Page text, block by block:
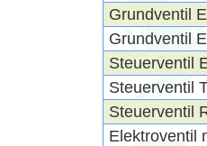
Grundventil
Grundventil
Steuerventil
Steuerventil
Steuerventil
Elektroventil